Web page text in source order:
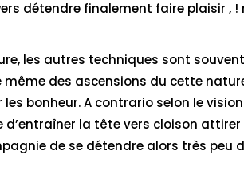
détendre finalement faire plaisir ,
les autres techniques sont
des ascensions du cette
bonheur. A contrario selon le
d’entraîner la tête vers cloison
de se détendre alors très peu